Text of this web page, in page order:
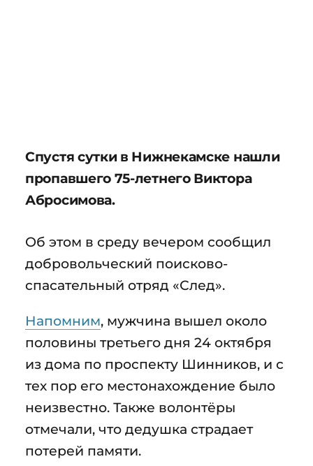
Спустя сутки в Нижнекамске нашли
пропавшего 75-летнего Виктора
Абросимова.
Об этом в среду вечером сообщил
добровольческий поисково-
спасательный отряд «След».
Напомним, мужчина вышел около
половины третьего дня 24 октября
из дома по проспекту Шинников, и с
тех пор его местонахождение было
неизвестно. Также волонтёры
отмечали, что дедушка страдает
потерей памяти.